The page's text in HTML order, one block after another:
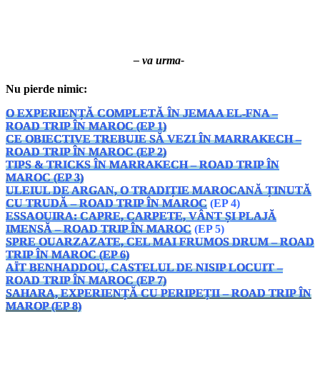
– va urma-
Nu pierde nimic:
O EXPERIENȚĂ COMPLETĂ ÎN JEMAA EL-FNA –
ROAD TRIP ÎN MAROC (EP 1)
CE OBIECTIVE TREBUIE SĂ VEZI ÎN MARRAKECH –
ROAD TRIP ÎN MAROC (EP 2)
TIPS & TRICKS ÎN MARRAKECH – ROAD TRIP ÎN
MAROC (EP 3)
ULEIUL DE ARGAN, O TRADIȚIE MAROCANĂ ȚINUTĂ
CU TRUDĂ– ROAD TRIP ÎN MAROC (EP 4)
ESSAOUIRA: CAPRE, CARPETE, VÂNT ȘI PLAJĂ
IMENSĂ– ROAD TRIP ÎN MAROC (EP 5)
SPRE OUARZAZATE, CEL MAI FRUMOS DRUM – ROAD
TRIP ÎN MAROC (EP 6)
AÏT BENHADDOU, CASTELUL DE NISIP LOCUIT –
ROAD TRIP ÎN MAROC (EP 7)
SAHARA, EXPERIENȚĂ CU PERIPEȚII – ROAD TRIP ÎN
MAROP (EP 8)